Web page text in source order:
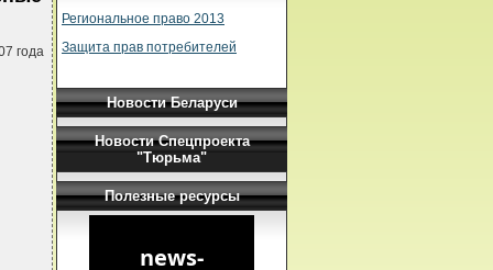
года
Региональное право 2013
Защита прав потребителей
Новости Беларуси
Новости Спецпроекта
"Тюрьма"
Полезные ресурсы